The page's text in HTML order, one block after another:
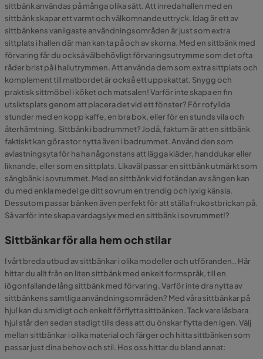
sittbänk användas på många olika sätt. Att inreda hallen med en
sittbänk skapar ett varmt och välkomnande uttryck. Idag är ett av
sittbänkens vanligaste användningsområden är just som extra
sittplats i hallen där man kan ta på och av skorna. Med en sittbänk med
förvaring får du också välbehövligt förvaringsutrymme som det ofta
råder brist på i hallutrymmen. Att använda dem som extra sittplats och
komplement till matbordet är också ett uppskattat. Snygg och
praktisk sittmöbel i köket och matsalen! Varför inte skapa en fin
utsiktsplats genom att placera det vid ett fönster? För rofyllda
stunder med en kopp kaffe, en bra bok, eller för en stunds vila och
återhämtning. Sittbänk i badrummet? Jodå, faktum är att en sittbänk
faktiskt kan göra stor nytta även i badrummet. Använd den som
avlastningsyta för ha ha någonstans att lägga kläder, handdukar eller
liknande, eller som en sittplats. Likaväl passar en sittbänk utmärkt som
sängbänk i sovrummet. Med en sittbänk vid fotändan av sängen kan
du med enkla medel ge ditt sovrum en trendig och lyxig känsla.
Dessutom passar bänken även perfekt för att ställa frukostbrickan på.
Så varför inte skapa vardagslyx med en sittbänk i sovrummet!?
Sittbänkar för alla hem och stilar
I vårt breda utbud av sittbänkar i olika modeller och utföranden.. Här
hittar du allt från en liten sittbänk med enkelt formspråk, till en
iögonfallande lång sittbänk med förvaring. Varför inte dra nytta av
sittbänkens samtliga användningsområden? Med våra sittbänkar på
hjul kan du smidigt och enkelt förflytta sittbänken. Tack vare låsbara
hjul står den sedan stadigt tills dess att du önskar flytta den igen. Välj
mellan sittbänkar i olika material och färger och hitta sittbänken som
passar just dina behov och stil. Hos oss hittar du bland annat: